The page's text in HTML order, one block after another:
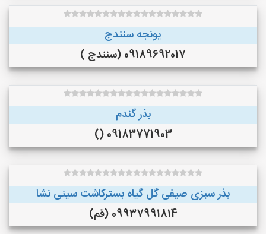
یونجه سنندج
09189692017 (سنندج )
بذر گندم
09183771903 ()
بذر سبزی صیفی گل گیاه بسترکاشت سینی نشا
09937991814 (قم)